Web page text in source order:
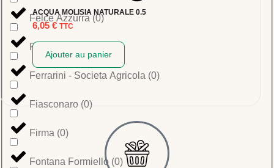
Felce Azzurra(0)
Ferrarini
Ferrarini - Societa Agricola (0)
Fiasconaro (0)
Firma (0)
Fontana Formiello (0)
ACQUA MOLISIA NATURALE 0.5
6,05 € TTC
Ajouter au panier